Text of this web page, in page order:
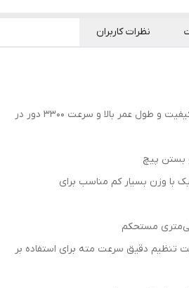
نظرات کاربران
-موتور قدرتمند 450 واتی باکیفیت و طول عمر بالا و سرعت 3300 دور در
بستن پیچ
با وزن بسیار کم مناسب برای
تنظیم دقیق سرعت مته برای استفاده بر